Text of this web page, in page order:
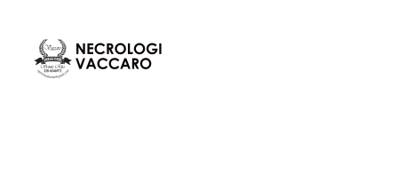
contenuto